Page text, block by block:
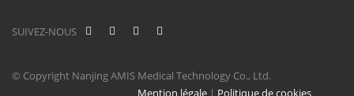
SUIVEZ-NOUS
© Copyright Nanjing AMIS Medical Technology Co., Ltd.
Mention légale | Politique de cookies